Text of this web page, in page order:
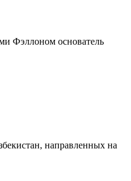
Фэллоном основатель
направленных на